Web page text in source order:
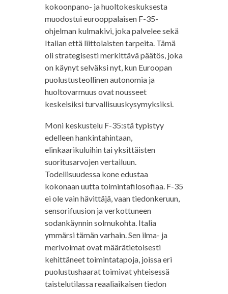
kokoonpano- ja huoltokeskuksesta
muodostui eurooppalaisen F-35-
ohjelman kulmakivi, joka palvelee sekä
Italian että liittolaisten tarpeita. Tämä
oli strategisesti merkittävä päätös, joka
on käynyt selväksi nyt, kun Euroopan
puolustusteollinen autonomia ja
huoltovarmuus ovat nousseet
keskeisiksi turvallisuuskysymyksiksi.
Moni keskustelu F-35:stä typistyy
edelleen hankintahintaan,
elinkaarikuluihin tai yksittäisten
suoritusarvojen vertailuun.
Todellisuudessa kone edustaa
kokonaan uutta toimintafilosofiaa. F-35
ei ole vain hävittäjä, vaan tiedonkeruun,
sensorifuusion ja verkottuneen
sodankäynnin solmukohta. Italia
ymmärsi tämän varhain. Sen ilma- ja
merivoimat ovat määrätietoisesti
kehittäneet toimintatapoja, joissa eri
puolustushaarat toimivat yhteisessä
taistelutilassa reaaliaikaisen tiedon